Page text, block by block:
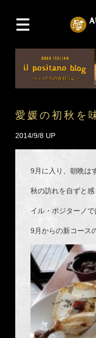
愛媛の初秋を
2014/9/8 UP
9月に入り、朝晩は
秋の訪れを自ずと感
イル・ポジターノ
9月からの新コース